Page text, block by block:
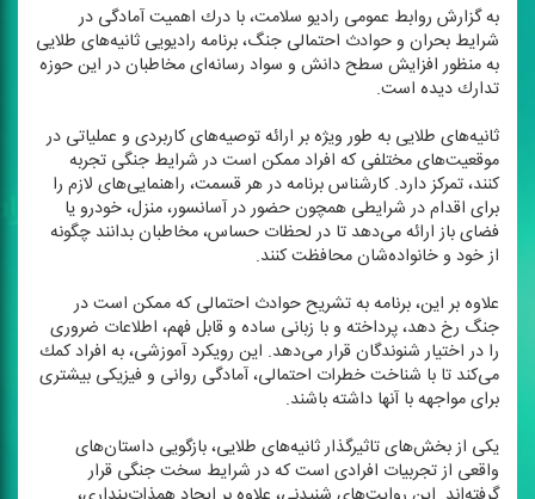
به گزارش روابط عمومی رادیو سلامت، با درك اهمیت آمادگی در
شرایط بحران و حوادث احتمالی جنگ، برنامه رادیویی ثانیه‌های طلایی
به منظور افزایش سطح دانش و سواد رسانه‌ای مخاطبان در این حوزه
تدارك دیده است.
ثانیه‌های طلایی به طور ویژه بر ارائه توصیه‌های كاربردی و عملیاتی در
موقعیت‌های مختلفی كه افراد ممكن است در شرایط جنگی تجربه
كنند، تمركز دارد. كارشناس برنامه در هر قسمت، راهنمایی‌های لازم را
برای اقدام در شرایطی همچون حضور در آسانسور، منزل، خودرو یا
فضای باز ارائه می‌دهد تا در لحظات حساس، مخاطبان بدانند چگونه
از خود و خانواده‌شان محافظت كنند.
علاوه بر این، برنامه به تشریح حوادث احتمالی كه ممكن است در
جنگ رخ دهد، پرداخته و با زبانی ساده و قابل فهم، اطلاعات ضروری
را در اختیار شنوندگان قرار می‌دهد. این رویكرد آموزشی، به افراد كمك
می‌كند تا با شناخت خطرات احتمالی، آمادگی روانی و فیزیكی بیشتری
برای مواجهه با آنها داشته باشند.
یكی از بخش‌های تاثیرگذار ثانیه‌های طلایی، بازگویی داستان‌های
واقعی از تجربیات افرادی است كه در شرایط سخت جنگی قرار